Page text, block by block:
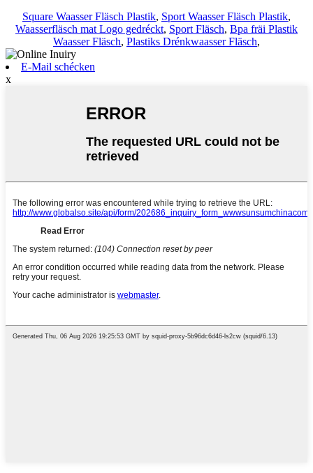
Square Waasser Fläsch Plastik, Sport Waasser Fläsch Plastik,
Waasserfläsch mat Logo gedréckt, Sport Fläsch, Bpa fräi Plastik
Waasser Fläsch, Plastiks Drénkwaasser Fläsch,
E-Mail schécken
x